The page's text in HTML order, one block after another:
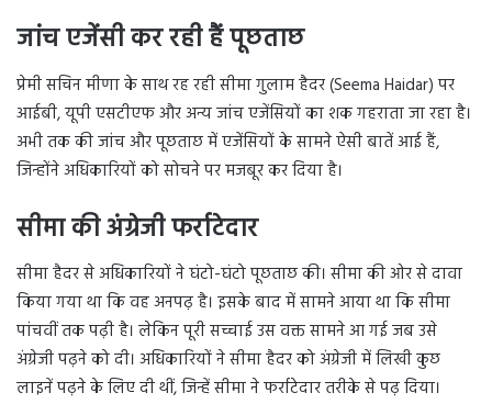
जांच एजेंसी कर रही हैं पूछताछ
प्रेमी सचिन मीणा के साथ रह रही सीमा गुलाम हैदर (Seema Haidar) पर
आईबी, यूपी एसटीएफ और अन्य जांच एजेंसियों का शक गहराता जा रहा है।
अभी तक की जांच और पूछताछ में एजेंसियों के सामने ऐसी बातें आई हैं,
जिन्होंने अधिकारियों को सोचने पर मजबूर कर दिया है।
सीमा की अंग्रेजी फर्राटेदार
सीमा हैदर से अधिकारियों ने घंटो-घंटो पूछताछ की। सीमा की ओर से दावा
किया गया था कि वह अनपढ़ है। इसके बाद में सामने आया था कि सीमा
पांचवीं तक पढ़ी है। लेकिन पूरी सच्चाई उस वक्त सामने आ गई जब उसे
अंग्रेजी पढ़ने को दी। अधिकारियों ने सीमा हैदर को अंग्रेजी में लिखी कुछ
लाइनें पढ़ने के लिए दी थीं, जिन्हें सीमा ने फर्राटेदार तरीके से पढ़ दिया।